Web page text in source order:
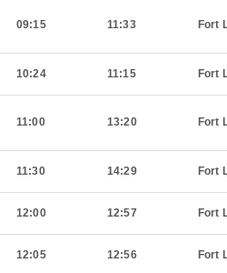
09:15 11:33 Fort
10:24 11:15 Fort
11:00 13:20 Fort
11:30 14:29 Fort
12:00 12:57 Fort
12:05 12:56 Fort